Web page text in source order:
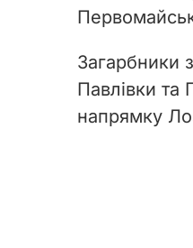
Загарбники
Павлівки та
напрямку